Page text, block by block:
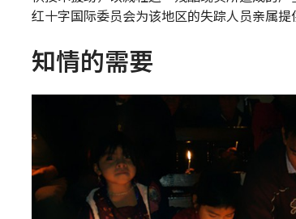
红十字国际委员会为该地区的失踪人员亲属提
知情的需要